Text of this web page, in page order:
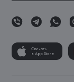
Скачать
в App Store